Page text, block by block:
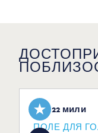
2,22 мили
ПОЛЕ ДЛЯ